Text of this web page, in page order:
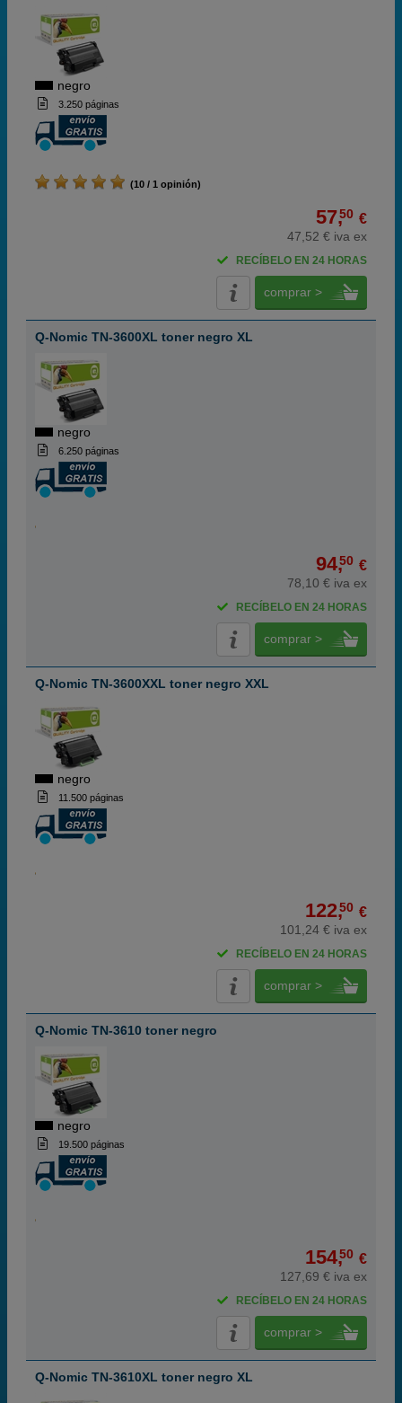
negro
3.250 páginas
(10 / 1 opinión)
57,50 €
47,52 € iva ex
RECÍBELO EN 24 HORAS
comprar >
Q-Nomic TN-3600XL toner negro XL
negro
6.250 páginas
94,50 €
78,10 € iva ex
RECÍBELO EN 24 HORAS
comprar >
Q-Nomic TN-3600XXL toner negro XXL
negro
11.500 páginas
122,50 €
101,24 € iva ex
RECÍBELO EN 24 HORAS
comprar >
Q-Nomic TN-3610 toner negro
negro
19.500 páginas
154,50 €
127,69 € iva ex
RECÍBELO EN 24 HORAS
comprar >
Q-Nomic TN-3610XL toner negro XL